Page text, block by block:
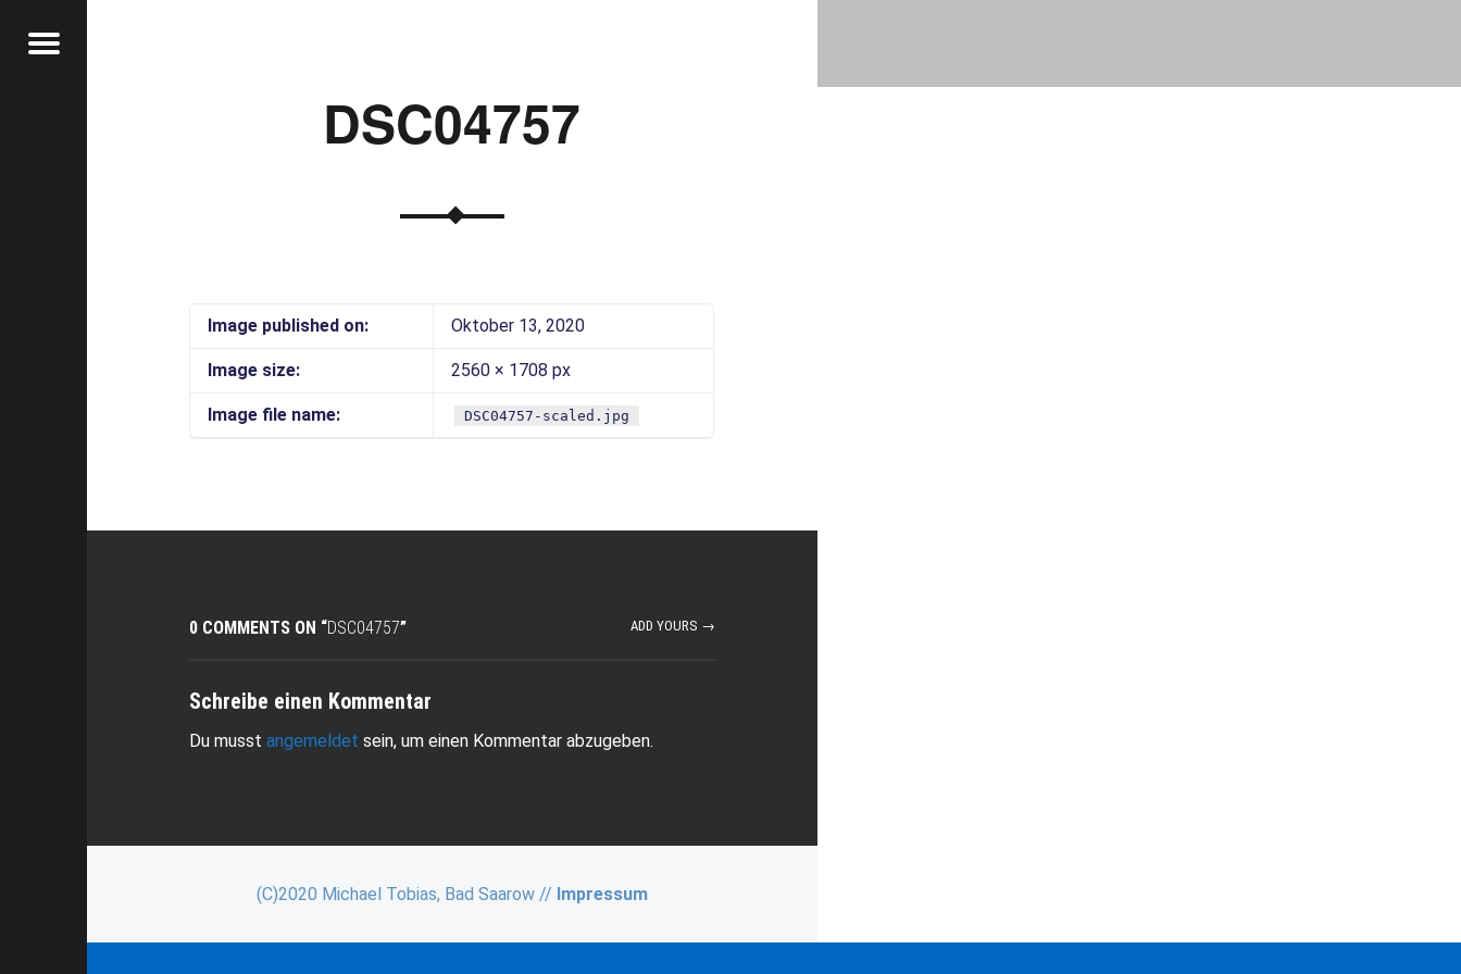
Bad Saarow Electric
Menu
DSC04757
Image published on: Oktober 13, 2020
Image size: 2560 × 1708 px
Image file name: DSC04757-scaled.jpg
0 COMMENTS ON “DSC04757” ADD YOURS →
Schreibe einen Kommentar
Du musstangemeldet sein, um einen Kommentar abzugeben.
(C)2020 Michael Tobias, Bad Saarow // Impressum